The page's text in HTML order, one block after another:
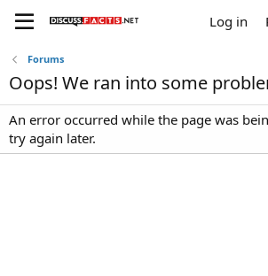
Log in
Forums
Oops! We ran into some
An error occurred while the page was
try again later.